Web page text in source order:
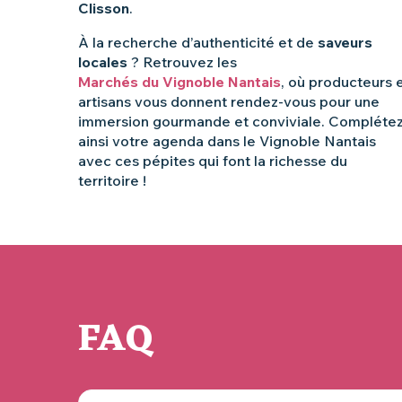
Clisson.
À la recherche d’authenticité et de saveurs
locales ? Retrouvez les
Marchés du Vignoble Nantais, où producteurs
artisans vous donnent rendez-vous pour une
immersion gourmande et conviviale.
ainsi votre agenda dans le Vignoble Nantais
avec ces pépites qui font la richesse du
territoire !
FAQ